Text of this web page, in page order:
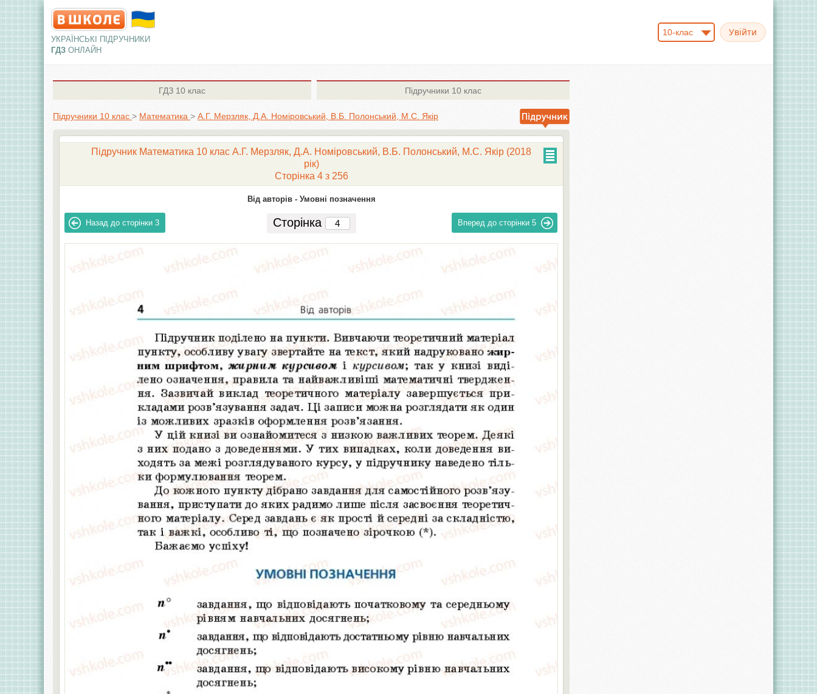
УКРАЇНСЬКІ ПІДРУЧНИКИ
ГДЗ ОНЛАЙН
10-клас
ГДЗ 10 клас Підручники 10 клас
Підручники 10 клас > Математика > А.Г. Мерзляк, Д.А. Номіровський, В.Б. Полонський, М.С. Якір
Підручник Математика 10 клас А.Г. Мерзляк, Д.А. Номіровський, В.Б. Полонський, М.С. Якір (2018
рік)
Сторінка 4 з 256
Від авторів - Умовні позначення
Назад до сторінки 3 Сторінка Вперед до сторінки 5